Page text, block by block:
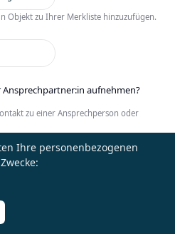
Objekt zu Ihrer Merkliste hinzuzufügen.
aufnehmen?
zu einer Ansprechperson oder
registrieren
Ihre personenbezogenen